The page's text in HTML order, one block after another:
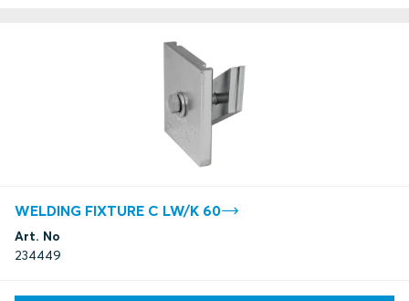
WELDING FIXTURE C LW/K 60
Art. No
234449